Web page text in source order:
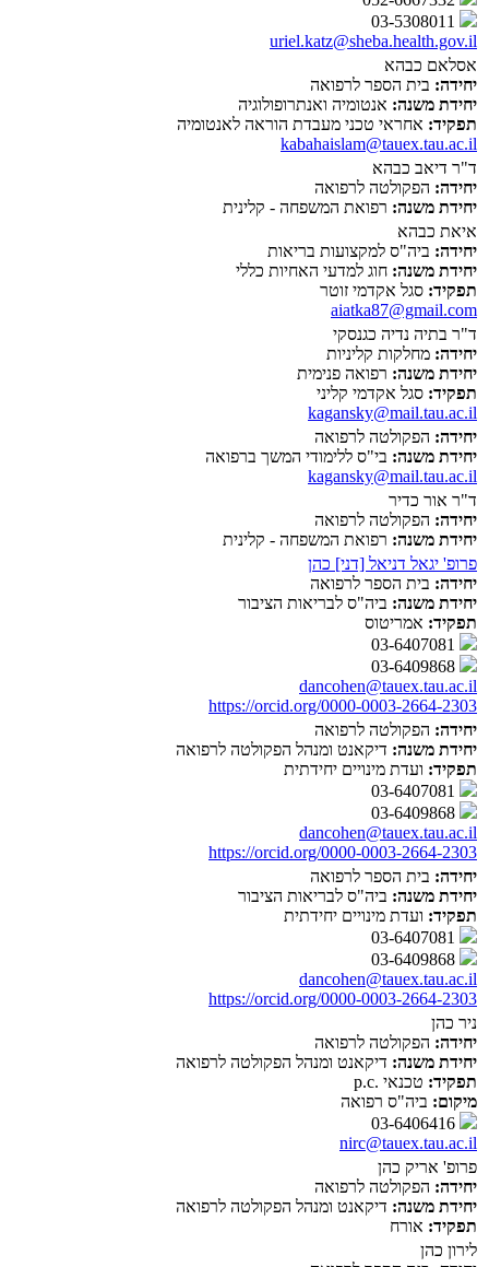
uriel.katz@sheba.health.gov.il
אסלאם כבהא
יחידה: בית הספר לרפואה
יחידת משנה: אנטומיה ואנתרופולוגיה
תפקיד: אחראי טכני מעבדת הוראה לאנטומיה
kabahaislam@tauex.tau.ac.il
ד"ר דיאב כבהא
יחידה: הפקולטה לרפואה
יחידת משנה: רפואת המשפחה - קלינית
איאת כבהא
יחידה: ביה"ס למקצועות בריאות
יחידת משנה: חוג למדעי האחיות כללי
תפקיד: סגל אקדמי זוטר
aiatka87@gmail.com
ד"ר בתיה נדיה כגנסקי
יחידה: מחלקות קליניות
יחידת משנה: רפואה פנימית
תפקיד: סגל אקדמי קליני
kagansky@mail.tau.ac.il
יחידה: הפקולטה לרפואה
יחידת משנה: בי"ס ללימודי המשך ברפואה
kagansky@mail.tau.ac.il
ד"ר אור כדיר
יחידה: הפקולטה לרפואה
יחידת משנה: רפואת המשפחה - קלינית
פרופ' יגאל דניאל [דני] כהן
יחידה: בית הספר לרפואה
יחידת משנה: ביה"ס לבריאות הציבור
תפקיד: אמריטוס
dancohen@tauex.tau.ac.il
https://orcid.org/0000-0003-2664-2303
יחידה: הפקולטה לרפואה
יחידת משנה: דיקאנט ומנהל הפקולטה לרפואה
תפקיד: ועדת מינויים יחידתית
dancohen@tauex.tau.ac.il
https://orcid.org/0000-0003-2664-2303
יחידה: בית הספר לרפואה
יחידת משנה: ביה"ס לבריאות הציבור
תפקיד: ועדת מינויים יחידתית
dancohen@tauex.tau.ac.il
https://orcid.org/0000-0003-2664-2303
ניר כהן
יחידה: הפקולטה לרפואה
יחידת משנה: דיקאנט ומנהל הפקולטה לרפואה
תפקיד: טכנאי .p.c
מיקום: ביה"ס רפואה
nirc@tauex.tau.ac.il
פרופ' אריק כהן
יחידה: הפקולטה לרפואה
יחידת משנה: דיקאנט ומנהל הפקולטה לרפואה
תפקיד: אורח
לירון כהן